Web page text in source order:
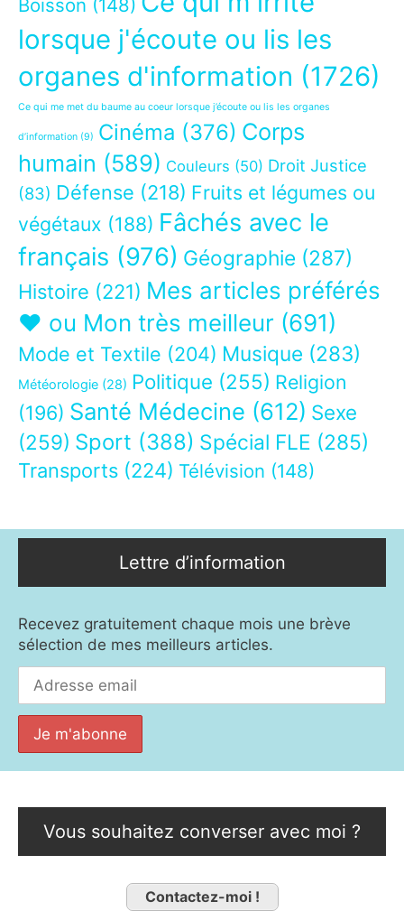
Boisson (148)
lorsque j'écoute ou lis les
organes d'information (1726)
Ce qui me met du baume au coeur lorsque j’écoute ou lis les organes
d’information (9) Cinéma (376) Corps
humain (589) Couleurs (50) Droit Justice
(83) Défense (218) Fruits et légumes ou
végétaux (188) Fâchés avec le
français (976) Géographie (287)
Histoire (221) Mes articles préférés
❤ ou Mon très meilleur (691)
Mode et Textile (204) Musique (283)
Météorologie (28) Politique (255) Religion
(196) Santé Médecine (612) Sexe
(259) Sport (388) Spécial FLE (285)
Transports (224) Télévision (148)
Lettre d’information
Recevez gratuitement chaque mois une brève
sélection de mes meilleurs articles.
Vous souhaitez converser avec moi ?
Contactez-moi !